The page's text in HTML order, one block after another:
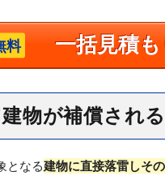
一括見積
物が補償され
となる建物に直接落雷しそ